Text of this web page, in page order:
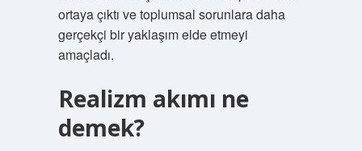
ortaya çıktı ve toplumsal sorunlara daha
gerçekçi bir yaklaşım elde etmeyi
amaçladı.
Realizm akımı ne
demek?